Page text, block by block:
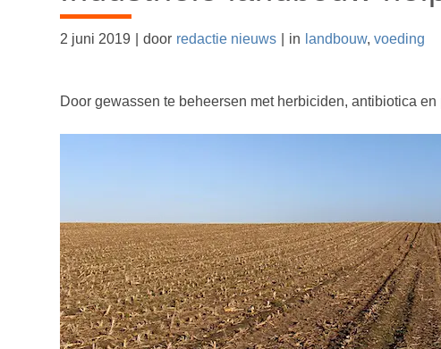
2 juni 2019 door redactie nieuws in landbouw, voeding
Door gewassen te beheersen met herbiciden, antibiotica